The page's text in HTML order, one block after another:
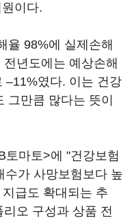
이다.
율 98%에 실제손해
년도에는 예상손해
–11%였다. 이는 건강
그만큼 많다는 뜻이
마토>에 "건강보험
수가 사망보험보다 높
급도 확대되는 추
오 구성과 상품 전